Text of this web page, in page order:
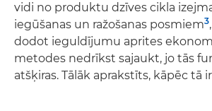
vidi no produktu dzīves cikla
iegūšanas un ražošanas posmiem3
dodot ieguldījumu aprites
metodes nedrīkst sajaukt, jo tās
atšķiras. Tālāk aprakstīts, kāpēc tā